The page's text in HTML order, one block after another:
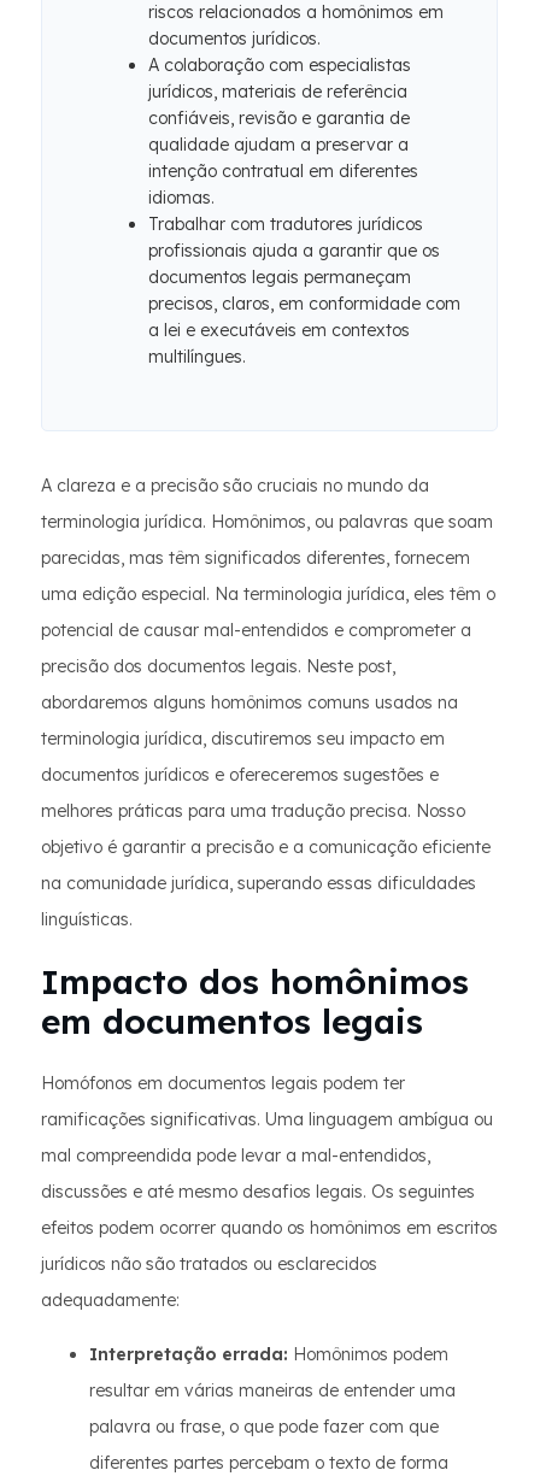
riscos relacionados a homônimos em
documentos jurídicos.
A colaboração com especialistas
jurídicos, materiais de referência
confiáveis, revisão e garantia de
qualidade ajudam a preservar a
intenção contratual em diferentes
idiomas.
Trabalhar com tradutores jurídicos
profissionais ajuda a garantir que os
documentos legais permaneçam
precisos, claros, em conformidade com
a lei e executáveis ​​em contextos
multilíngues.
A clareza e a precisão são cruciais no mundo da
terminologia jurídica. Homônimos, ou palavras que soam
parecidas, mas têm significados diferentes, fornecem
uma edição especial. Na terminologia jurídica, eles têm o
potencial de causar mal-entendidos e comprometer a
precisão dos documentos legais. Neste post,
abordaremos alguns homônimos comuns usados na
terminologia jurídica, discutiremos seu impacto em
documentos jurídicos e ofereceremos sugestões e
melhores práticas para uma tradução precisa. Nosso
objetivo é garantir a precisão e a comunicação eficiente
na comunidade jurídica, superando essas dificuldades
linguísticas.
Impacto dos homônimos
em documentos legais
Homófonos em documentos legais podem ter
ramificações significativas. Uma linguagem ambígua ou
mal compreendida pode levar a mal-entendidos,
discussões e até mesmo desafios legais. Os seguintes
efeitos podem ocorrer quando os homônimos em escritos
jurídicos não são tratados ou esclarecidos
adequadamente:
Interpretação errada: Homônimos podem
resultar em várias maneiras de entender uma
palavra ou frase, o que pode fazer com que
diferentes partes percebam o texto de forma